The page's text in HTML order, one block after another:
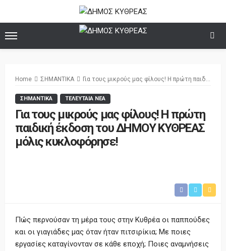
Home ΣΗΜΑΝΤΙΚΑ Για τους μικρούς μας φίλους! Η πρώτη παιδική έκδοση του ΔΗΜΟΥ ΚΥΘΡΕΑΣ μόλις κυκλοφόρησε!
ΣΗΜΑΝΤΙΚΑ ΤΕΛΕΥΤΑΙΑ ΝΕΑ
Για τους μικρούς μας φίλους! Η πρώτη
παιδική έκδοση του ΔΗΜΟΥ ΚΥΘΡΕΑΣ
μόλις κυκλοφόρησε!
Πώς περνούσαν τη μέρα τους στην Κυθρέα οι παππούδες
και οι γιαγιάδες μας όταν ήταν πιτσιρίκια; Με ποιες
εργασίες καταγίνονταν σε κάθε εποχή; Ποιες αναμνήσεις